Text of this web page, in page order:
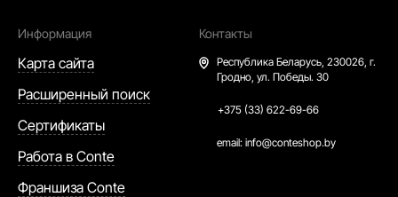
Информация
Карта сайта
Расширенный поиск
Сертификаты
Работа в Conte
Франшиза Conte
Контакты
Республика Беларусь, 230026, г.
Гродно, ул. Победы. 30
+375 (33) 622-69-66
email: info@conteshop.by